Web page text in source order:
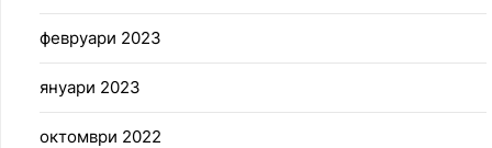
февруари 2023
януари 2023
октомври 2022